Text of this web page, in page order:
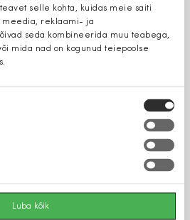
selle kohta, kuidas meie saiti
meedia, reklaami- ja
seda kombineerida muu teabega,
mida nad on kogunud teiepoolse
Luba kõik